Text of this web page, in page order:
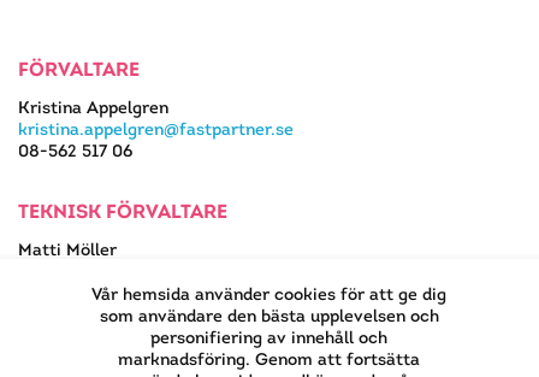
FÖRVALTARE
Kristina Appelgren
kristina.appelgren@fastpartner.se
08-562 517 06
TEKNISK FÖRVALTARE
Matti Möller
matti.moller@fastpartner.se
Vår hemsida använder cookies för att ge dig
som användare den bästa upplevelsen och
personifiering av innehåll och
marknadsföring. Genom att fortsätta